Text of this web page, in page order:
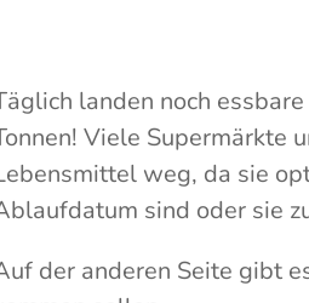
landen noch
Viele Supermärkte
weg, da sie
sind oder sie
der anderen Seite gibt